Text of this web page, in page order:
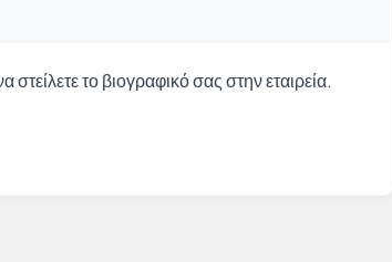
το βιογραφικό σας στην εταιρεία.